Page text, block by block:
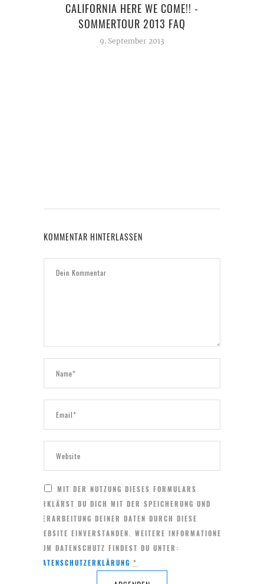
CALIFORNIA HERE WE COME!! -
SOMMERTOUR 2013 FAQ
9. September 2013
KOMMENTAR HINTERLASSEN
MIT DER NUTZUNG DIESES FORMULARS
ERKLÄRST DU DICH MIT DER SPEICHERUNG UND
VERARBEITUNG DEINER DATEN DURCH DIESE
WEBSITE EINVERSTANDEN. WEITERE INFORMATIONEN
ZUM DATENSCHUTZ FINDEST DU UNTER:
DATENSCHUTZERKLÄRUNG *